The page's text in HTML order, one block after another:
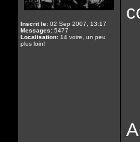
Inscrit le: 02 Sep 2007, 13:17
Messages: 5477
Localisation: 14 voire, un peu
plus loin!